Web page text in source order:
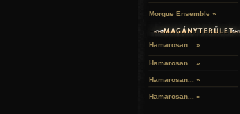
Morgue Ensemble »
Hamarosan... »
Hamarosan... »
Hamarosan... »
Hamarosan... »